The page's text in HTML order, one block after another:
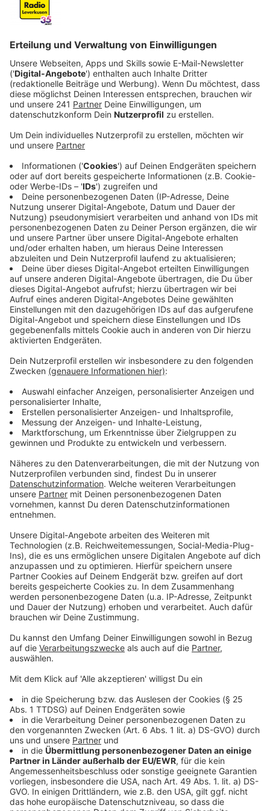
Veröffentlicht:
Anzeige
Angespannte Stimmung
Anzeige
Mehr als angespannte Stimmung herrschte gestern
Nachmittag (25.08.) im Rat, als die Mitglieder von
Andrea Deppes Absetzung aus der Presse und nicht
von OB Richrath erfuhren. Der Baudezernentin wird
vorgeworfen, ihre Aufgaben als Amtsleiterin nicht
richtig erfüllt zu haben – zum Beispiel, weil sie
wichtige Informationen nicht rechtzeitig
weitergegeben oder bei der Berechnung von Gebühren
Fehler gemacht haben soll. Der Oberbürgermeister
sieht darin eine Verletzung ihrer dienstlichen Pflichten
und hat deshalb ein entsprechendes Verfahren
eingeleitet. Der finanzielle Schaden rund um die
Rettungsdienstgebühren liegt bei 78 Millionen Euro.
Verantwortungszuschreibung
Anzeige
Feuerwehr zuständig ist, in der Verantwortung
gesehen. Das Vertrauen in die Handlungsfähigkeit der
Verwaltungsspitze sei schwer erschüttert, heißt es
von der SPD-Fraktionsvorsitzenden Milanie Kreutz. Sie
die ihren Verdacht auf mögliche Manipulationen,
Vertuschungen und Amtsmissbrauch bekräftigten,
führt sie vage aus.
Anzeige
Weitere Meldungen aus Leverkusen
Anzeige
Keine Umwege mehr nach Leverkusen: Neue Brücke
wird geöffnet
Leverkusener Haushalt: Einsparungen beim Personal
Judoka des TSV vorzeitig Meister in der 2. Herren-
Bundesliga
Anzeige